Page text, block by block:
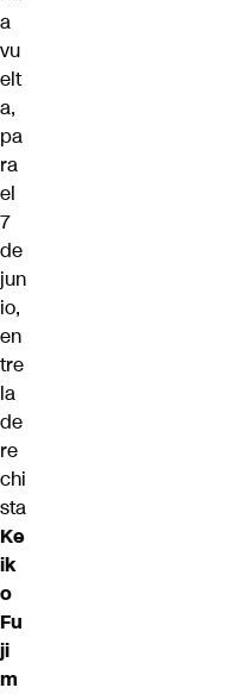
a
vu
elt
a,
pa
ra
el
7
de
jun
io,
en
tre
la
de
re
chi
sta
Ke
ik
o
Fu
ji
m